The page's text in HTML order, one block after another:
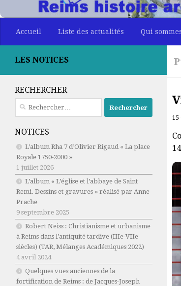
Accueil Liste des actualités Qui
15
LES NOTICES
RECHERCHER
Rechercher :
NOTICES
L’album Rha 7 d’Olivier Rigaud « La place
Royale 1750-2000 »
1 juillet 2026
L’album « L’église et l’abbaye de Saint
Remi. Dessins et gravures » réalisé par Anne
Prache
9 septembre 2025
Robert Neiss : Christianisme et urbanisme
à Reims dans l’antiquité tardive (IIIe-VIIe
siècles) (TAR, Mélanges Académiques 2022)
4 avril 2024
Quelques vues anciennes de la
fortification de Reims : de Jacques-Joseph